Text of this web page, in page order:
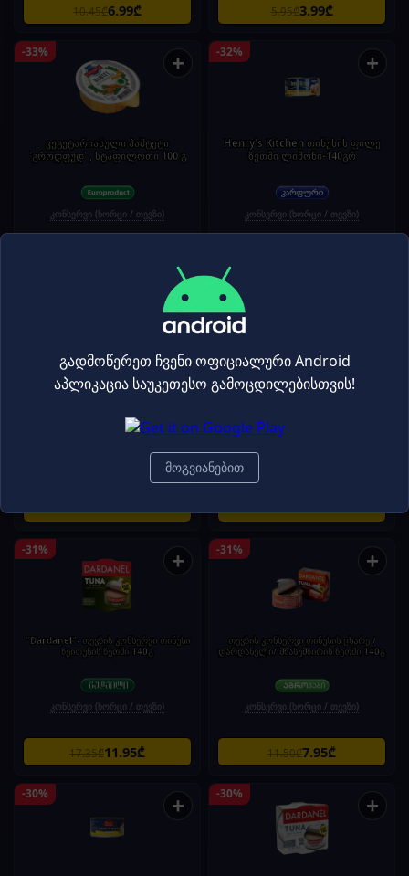
10.45₾6.99₾ 5.95₾3.99₾
-33% +
ვეგეტარიანული პაშტეტი
'გროდფუდ' , სტაფილოთი 100 გ
კონსერვი (ხორცი / თევზი)
-32% +
Henry's Kitchen თინუსის ფილე
ზეთში ლიმონი-140გრ
კონსერვი (ხორცი / თევზი)
+
"Henrys Kitchen"- თინუსის ფილე
-31%
"Dardanel"- თევზის კონსერვი თინუსი
კონსერვი (ხორცი / თევზი)
-31% +
"Dardanel"- თევზის კონსერვი თინუსი
ზეითუნის ზეთში 140გ
კონსერვი (ხორცი / თევზი)
17.35₾11.95₾
-31% +
თევზის კონსერვი თინუსის ცხარე /
დარდანელი/ მზასუმზირის ზეთში 140გ
კონსერვი (ხორცი / თევზი)
11.50₾7.95₾
-30% + -30% +
გადმოწერეთ ჩვენი ოფიციალური Android
აპლიკაცია საუკეთესო გამოცდილებისთვის!
მოგვიანებით